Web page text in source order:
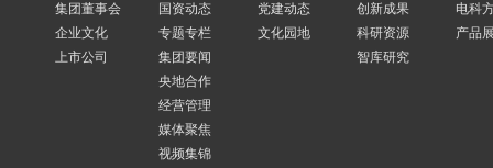
集团董事会
企业文化
上市公司
国资动态
专题专栏
集团要闻
央地合作
经营管理
媒体聚焦
视频集锦
党建动态
文化园地
创新成果
科研资源
智库研究
电科
产品